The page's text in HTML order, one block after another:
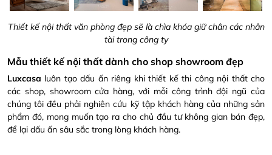
Thiết kế nội thất văn phòng đẹp sẽ là chìa khóa giữ chân các nhân
tài trong công ty
Mẫu thiết kế nội thất dành cho shop showroom đẹp
Luxcasa luôn tạo dấu ấn riêng khi thiết kế thi công nội thất cho
các shop, showroom cửa hàng, với mỗi công trình đội ngũ của
chúng tôi đều phải nghiên cứu kỹ tập khách hàng của những sản
phẩm đó, mong muốn tạo ra cho chủ đầu tư không gian bán đẹp,
để lại dấu ấn sâu sắc trong lòng khách hàng.